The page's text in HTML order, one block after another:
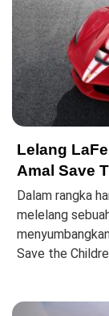
Lelang
Amal Save
Dalam rangka
melelang
Save the